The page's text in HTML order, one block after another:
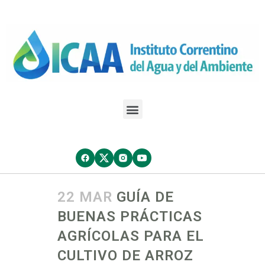
22 MAR GUÍA DE
BUENAS PRÁCTICAS
AGRÍCOLAS PARA EL
CULTIVO DE ARROZ